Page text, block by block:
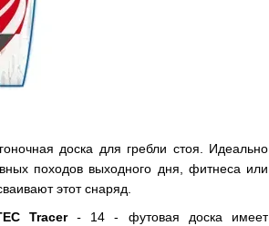
доска для гребли стоя. Идеально
походов выходного дня, фитнеса или
этот снаряд.
Tracer - 14 - футовая доска имеет